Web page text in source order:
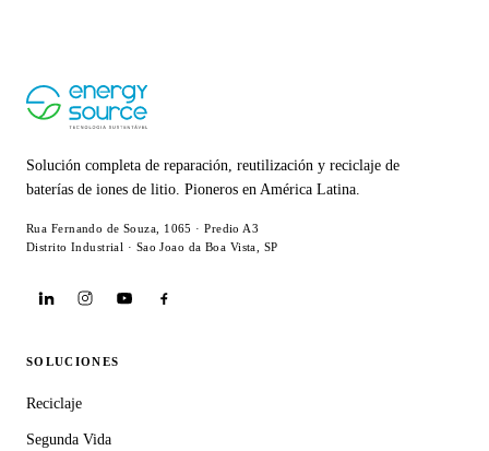
Solución completa de reparación, reutilización y reciclaje de
baterías de iones de litio. Pioneros en América Latina.
Rua Fernando de Souza, 1065 · Predio A3
Distrito Industrial · Sao Joao da Boa Vista, SP
SOLUCIONES
Reciclaje
Segunda Vida